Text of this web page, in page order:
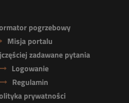
pogrzebowy
Misja portalu
zadawane pytania
Logowanie
Regulamin
prywatności